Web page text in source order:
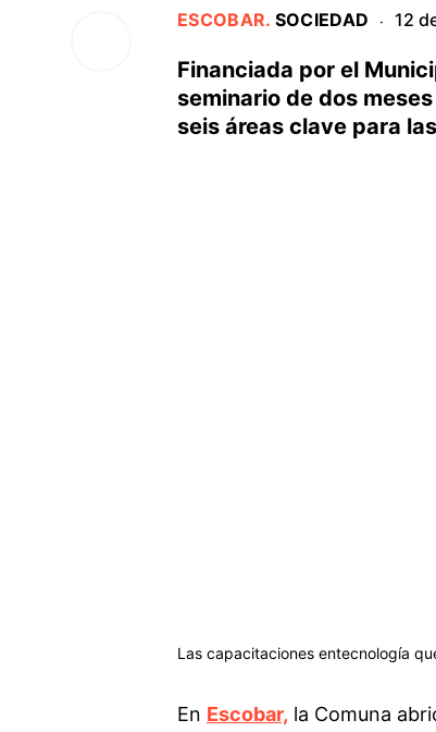
ESCOBAR. SOCIEDAD · 12
Financiada por el
seminario de dos
seis áreas clave para
Las capacitaciones entecnología
En Escobar, la Comuna